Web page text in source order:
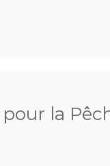
la